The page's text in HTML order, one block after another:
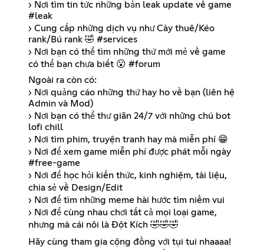
› Nơi tìm tin tức những bản leak update về game
#leak
› Cung cấp những dịch vụ như Cày thuê/Kéo
rank/Bú rank 🤣 #services
› Nơi bạn có thể tìm những thứ mới mẻ về game
có thể bạn chưa biết 😮 #forum
Ngoài ra còn có:
› Nơi quảng cáo những thứ hay ho về bạn (liên hệ
Admin và Mod)
› Nơi bạn có thể thư giãn 24/7 với những chú bot
lofi chill
› Nơi tìm phim, truyện tranh hay mà miễn phí 😁
› Nơi để xem game miễn phí được phát mỗi ngày
#free-game
› Nơi để học hỏi kiến thức, kinh nghiệm, tài liệu,
chia sẻ về Design/Edit
› Nơi để tìm những meme hài hước tìm niềm vui
› Nơi để cùng nhau chơi tất cả mọi loại game,
nhưng mà cái nôi là Đột Kích 🤣🤣🤣
Hãy cùng tham gia cộng đồng với tụi tui nhaaaa!